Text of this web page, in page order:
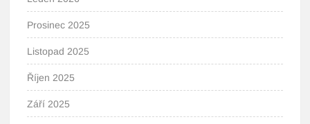
Prosinec 2025
Listopad 2025
Říjen 2025
Září 2025